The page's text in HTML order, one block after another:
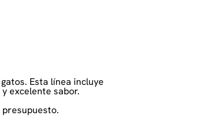
Esta línea incluye
excelente sabor.